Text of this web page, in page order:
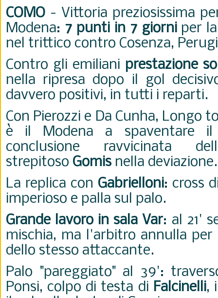
COMO - Vittoria preziosissima
Modena: 7 punti in 7 giorniper la
nel trittico contro Cosenza,
Contro gli emiliani prestazione
nella ripresa dopo il gol
davvero positivi, in tutti i reparti.
Con Pierozzi e Da Cunha, Longo
è il Modena a spaventare
conclusione ravvicinata
strepitoso Gomis nella
La replica con Gabrielloni: cross
imperioso e palla sul palo.
Grande lavoro in sala Var: al 21'
mischia, ma l'arbitro annulla
dello stesso attaccante.
Palo "pareggiato" al 39':
Ponsi, colpo di testa di Falcinelli,